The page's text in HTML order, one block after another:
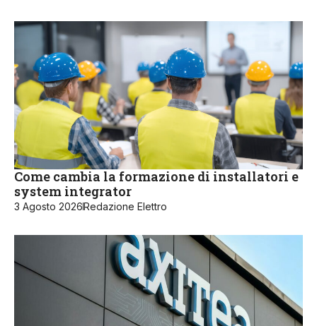
Come cambia la formazione di installatori e
system integrator
3 Agosto 2026Redazione Elettro